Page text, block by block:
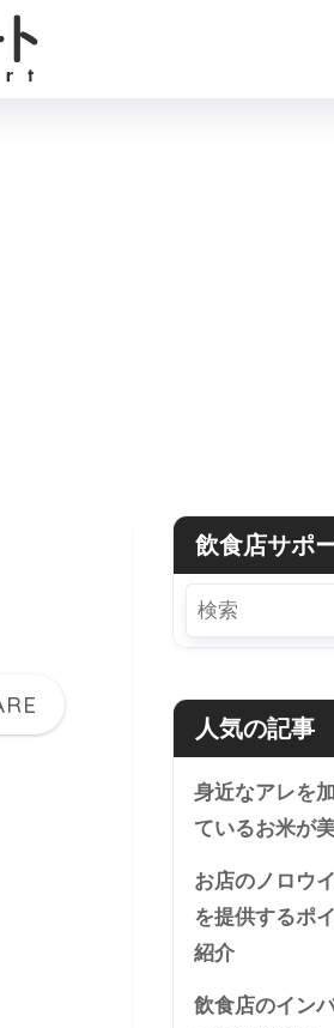
飲食店サポ
人気の記事
身近なアレを
ているお米が
お店のノロウ
を提供するポ
紹介
飲食店のイン